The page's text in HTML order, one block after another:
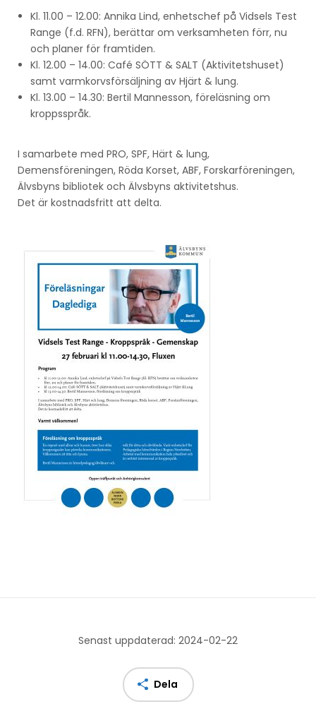
Kl. 11.00 – 12.00: Annika Lind, enhetschef på Vidsels Test
Range (f.d. RFN), berättar om verksamheten förr, nu
och planer för framtiden.
Kl. 12.00 – 14.00: Café SÖTT & SALT (Aktivitetshuset)
samt varmkorvsförsäljning av Hjärt & lung.
Kl. 13.00 – 14.30: Bertil Mannesson, föreläsning om
kroppsspråk.
I samarbete med PRO, SPF, Härt & lung,
Demensföreningen, Röda Korset, ABF, Forskarföreningen,
Älvsbyns bibliotek och Älvsbyns aktivitetshus.
Det är kostnadsfritt att delta.
Senast uppdaterad: 2024-02-22
Dela